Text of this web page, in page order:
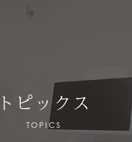
トピックス
TOPICS